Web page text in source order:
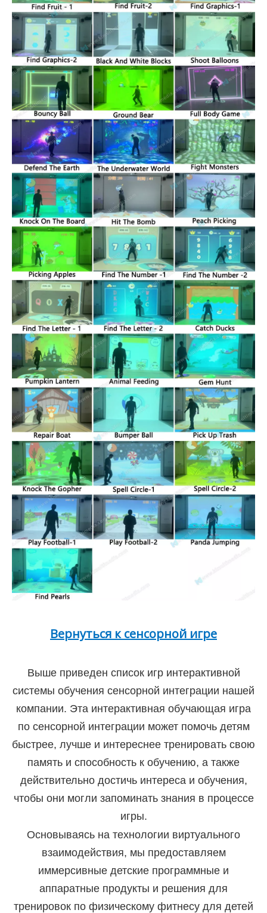
Вернуться к сенсорной игре
Выше приведен список игр интерактивной
системы обучения сенсорной интеграции нашей
компании. Эта интерактивная обучающая игра
по сенсорной интеграции может помочь детям
быстрее, лучше и интереснее тренировать свою
память и способность к обучению, а также
действительно достичь интереса и обучения,
чтобы они могли запоминать знания в процессе
игры.
Основываясь на технологии виртуального
взаимодействия, мы предоставляем
иммерсивные детские программные и
аппаратные продукты и решения для
тренировок по физическому фитнесу для детей